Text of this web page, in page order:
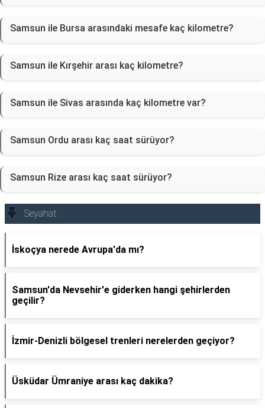
Samsun ile Bursa arasındaki mesafe kaç kilometre?
Samsun ile Kırşehir arası kaç kilometre?
Samsun ile Sivas arasında kaç kilometre var?
Samsun Ordu arası kaç saat sürüyor?
Samsun Rize arası kaç saat sürüyor?
Seyahat
İskoçya nerede Avrupa'da mı?
Samsun'da Nevsehir'e giderken hangi şehirlerden
geçilir?
İzmir-Denizli bölgesel trenleri nerelerden geçiyor?
Üsküdar Ümraniye arası kaç dakika?